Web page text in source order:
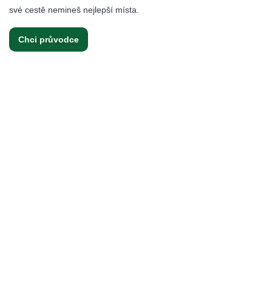
své cestě nemineš nejlepší místa.
Chci průvodce